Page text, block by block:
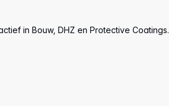
in Bouw, DHZ en Protective Coatings.